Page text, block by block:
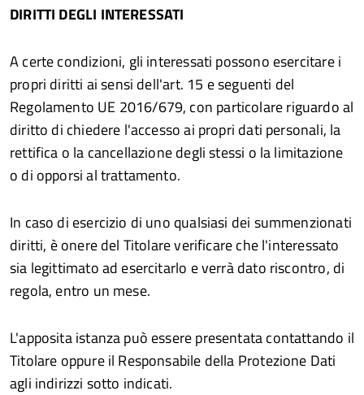
DIRITTI DEGLI INTERESSATI
A certe condizioni, gli interessati possono esercitare i
propri diritti ai sensi dell'art. 15 e seguenti del
Regolamento UE 2016/679, con particolare riguardo al
diritto di chiedere l'accesso ai propri dati personali, la
rettifica o la cancellazione degli stessi o la limitazione
o di opporsi al trattamento.
In caso di esercizio di uno qualsiasi dei summenzionati
diritti, è onere del Titolare verificare che l'interessato
sia legittimato ad esercitarlo e verrà dato riscontro, di
regola, entro un mese.
L'apposita istanza può essere presentata contattando il
Titolare oppure il Responsabile della Protezione Dati
agli indirizzi sotto indicati.